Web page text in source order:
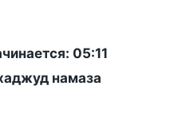
05:11
намаза